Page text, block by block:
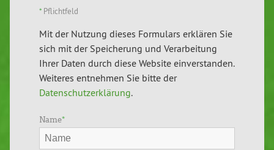
* Pflichtfeld
Mit der Nutzung dieses Formulars erklären Sie
sich mit der Speicherung und Verarbeitung
Ihrer Daten durch diese Website einverstanden.
Weiteres entnehmen Sie bitte der
Datenschutzerklärung.
Name*